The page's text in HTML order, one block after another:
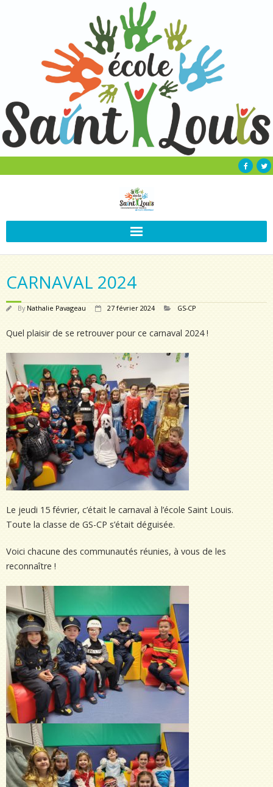
CARNAVAL 2024
By Nathalie Pavageau 27 février 2024 GS-CP
Quel plaisir de se retrouver pour ce carnaval 2024 !
Le jeudi 15 février, c’était le carnaval à l’école Saint Louis.
Toute la classe de GS-CP s’était déguisée.
Voici chacune des communautés réunies, à vous de les
reconnaître !